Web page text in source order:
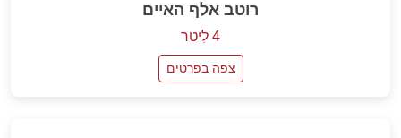
רוטב אלף האיים
4 לִיטר
צפה בפרטים